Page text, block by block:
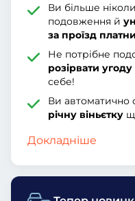
Ви більше
подовження й
за проїзд
Не потрібне
розірвати угоду
себе!
Ви
річну віньєтку
Докладніше